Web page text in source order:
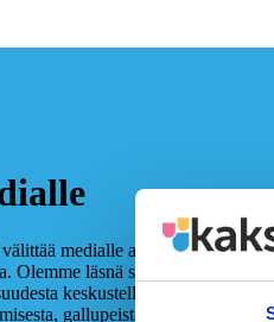
medialle ajankohtaisimmat
Olemme läsnä siellä, missä
keskustellaan. Tältä sivulta
gallupeista ja